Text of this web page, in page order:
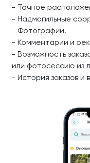
- Точное
- Надмогильные
- Фотографии.
- Комментарии и
- Возможность
или фотосессию из
- История заказов и